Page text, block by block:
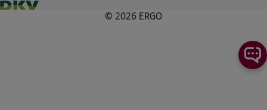
© 2026 ERGO